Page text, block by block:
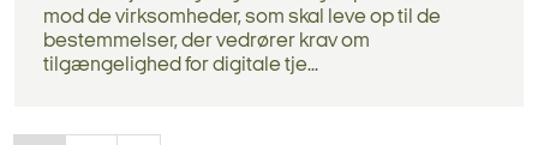
mod de virksomheder, som skal leve op til de
bestemmelser, der vedrører krav om
tilgængelighed for digitale tje...